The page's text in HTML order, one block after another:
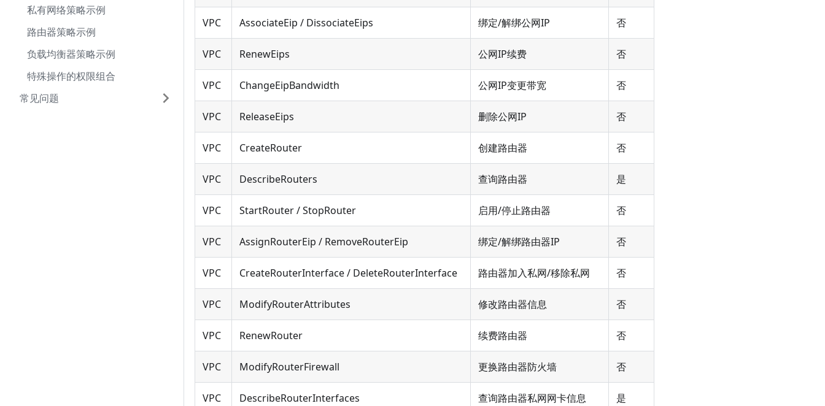
私有网络策略示例
路由器策略示例
负载均衡器策略示例
特殊操作的权限组合
常见问题
VPC AssociateEip / DissociateEips 绑定/解绑公网IP 否
VPC RenewEips 公网IP续费 否
VPC ChangeEipBandwidth 公网IP变更带宽 否
VPC ReleaseEips 删除公网IP 否
VPC CreateRouter 创建路由器 否
VPC DescribeRouters 查询路由器 是
VPC StartRouter / StopRouter 启用/停止路由器 否
VPC AssignRouterEip / RemoveRouterEip 绑定/解绑路由器IP 否
VPC CreateRouterInterface / DeleteRouterInterface 路由器加入私网/移除私网 否
VPC ModifyRouterAttributes 修改路由器信息 否
VPC RenewRouter 续费路由器 否
VPC ModifyRouterFirewall 更换路由器防火墙 否
VPC DescribeRouterInterfaces 查询路由器私网网卡信息 是